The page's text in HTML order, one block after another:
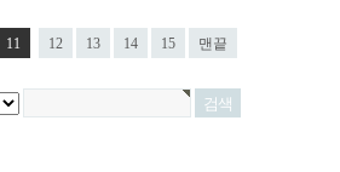
11 12 13 14 15 맨끝